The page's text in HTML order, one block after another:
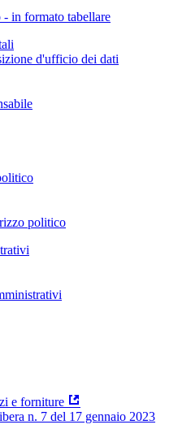
in formato tabellare
d'ufficio dei dati
politico
e forniture
n. 7 del 17 gennaio 2023